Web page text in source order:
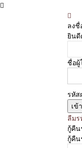
ลงชื่
ยิน
ชื่อ
รหั
ลืมร
กู้คื
กู้คื